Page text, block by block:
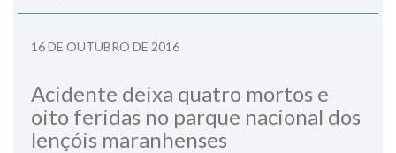
16 DE OUTUBRO DE 2016
Acidente deixa quatro mortos e
oito feridas no parque nacional dos
lençóis maranhenses